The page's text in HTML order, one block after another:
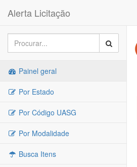
Alerta Licitação
Painel geral
Por Estado
Por Código UASG
Por Modalidade
Busca Itens